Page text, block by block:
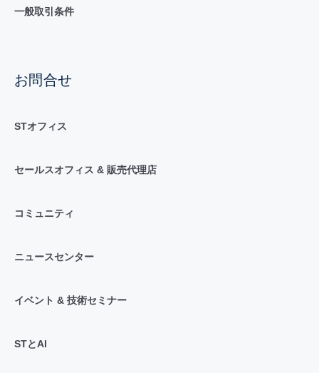
一般取引条件
お問合せ
STオフィス
セールスオフィス & 販売代理店
コミュニティ
ニュースセンター
イベント & 技術セミナー
STとAI